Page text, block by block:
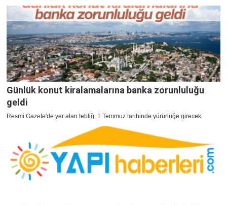
Günlük konut kiralamalarına banka zorunluluğu
geldi
Resmi Gazete'de yer alan tebliğ, 1 Temmuz tarihinde yürürlüğe girecek.